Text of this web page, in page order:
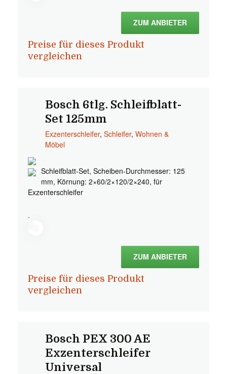
ZUM ANBIETER
Preise für dieses Produkt
vergleichen
Bosch 6tlg. Schleifblatt-
Set 125mm
Exzenterschleifer, Schleifer, Wohnen &
Möbel
Schleifblatt-Set, Scheiben-Durchmesser: 125
mm, Körnung: 2×60/2×120/2×240, für
Exzenterschleifer
.
ZUM ANBIETER
Preise für dieses Produkt
vergleichen
Bosch PEX 300 AE
Exzenterschleifer
Universal